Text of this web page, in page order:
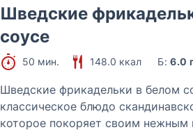
Шведские
соусе
50 мин. 148.0 ккал Б:6.0 г
Шведские фрикадельки в белом
классическое блюдо
которое покоряет своим нежным